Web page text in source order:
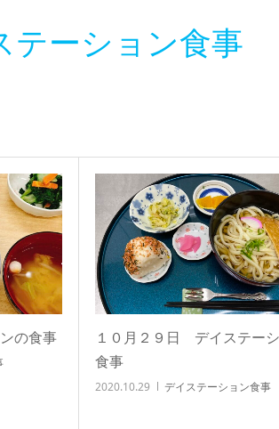
テーション食事
の食事
１０月２９日 デイステー
食事
2020.10.29 デイステーション食事